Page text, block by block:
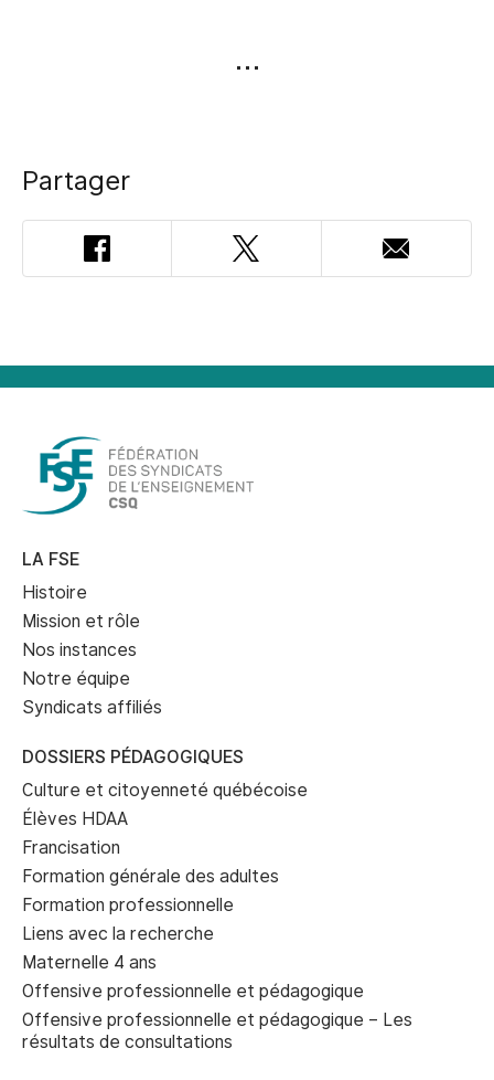
Partager
Facebook Twitter
Adresse
courriel
LA FSE
Histoire
Mission et rôle
Nos instances
Notre équipe
Syndicats affiliés
DOSSIERS PÉDAGOGIQUES
Culture et citoyenneté québécoise
Élèves HDAA
Francisation
Formation générale des adultes
Formation professionnelle
Liens avec la recherche
Maternelle 4 ans
Offensive professionnelle et pédagogique
Offensive professionnelle et pédagogique – Les
résultats de consultations